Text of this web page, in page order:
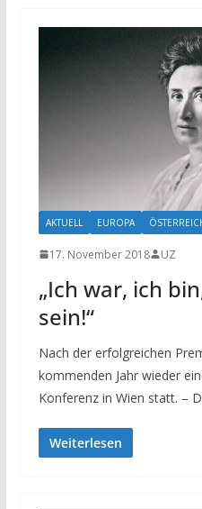
AKTUELL EUROPA
17. November 2018 UZ
„Ich war, ich
sein!“
Nach der erfolgreichen
kommenden Jahr wieder
Konferenz in Wien statt. –
Weiterlesen